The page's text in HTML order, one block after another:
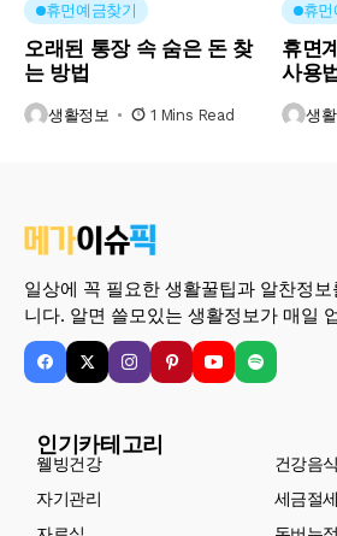
휴먼예금찾기
오래된 통장 속 숨은 돈 찾
는 방법
생활정보 1 Mins Read
휴먼
휴면
사용
생
일상에 꼭 필요한 생활꿀팁과 알찬정보
니다. 알면 쓸모있는 생활정보가 매일
인기카테고리
웰빙건강
건강음식
자기관리
세금절